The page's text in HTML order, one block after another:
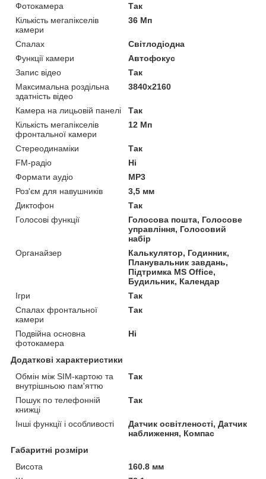
Фотокамера
Так
Кількість мегапікселів
камери
36 Мп
Спалах
Світлодіодна
Функції камери
Автофокус
Запис відео
Так
Максимальна роздільна
здатність відео
3840x2160
Камера на лицьовій панелі
Так
Кількість мегапікселів
фронтальної камери
12 Мп
Стереодинаміки
Так
FM-радіо
Ні
Формати аудіо
MP3
Роз'єм для навушників
3,5 мм
Диктофон
Так
Голосові функції
Голосова пошта, Голосове
управління, Голосовий
набір
Органайзер
Калькулятор, Годинник,
Планувальник завдань,
Підтримка MS Office,
Будильник, Календар
Ігри
Так
Спалах фронтальної
камери
Так
Подвійна основна
фотокамера
Ні
Додаткові характеристики
Обмін між SIM-картою та
внутрішньою пам'яттю
Так
Пошук по телефонній
книжці
Так
Інші функції і особливості
Датчик освітленості, Датчик
наближення, Компас
Габаритні розміри
Висота
160.8 мм